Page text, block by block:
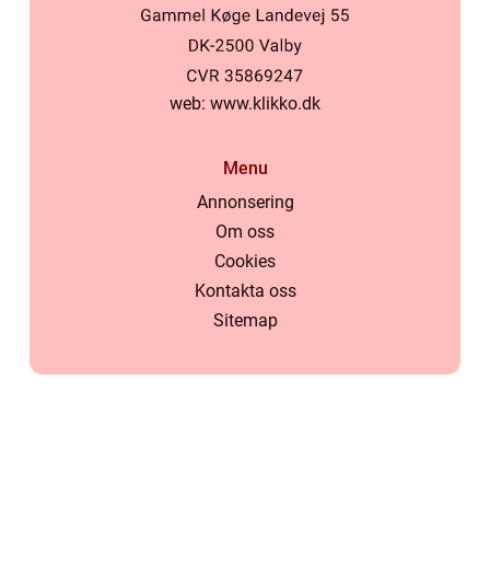
web: www.klikko.dk
Menu
Annonsering
Om oss
Cookies
Kontakta oss
Sitemap